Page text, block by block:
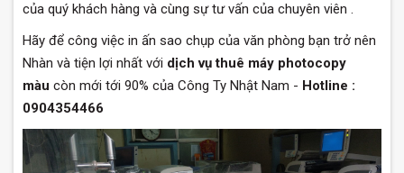
của quý khách hàng và cùng sự tư vấn của chuyên viên .
Hãy để công việc in ấn sao chụp của văn phòng bạn trở nên
Nhàn và tiện lợi nhất với dịch vụ thuê máy photocopy
màu còn mới tới 90% của Công Ty Nhật Nam - Hotline :
0904354466